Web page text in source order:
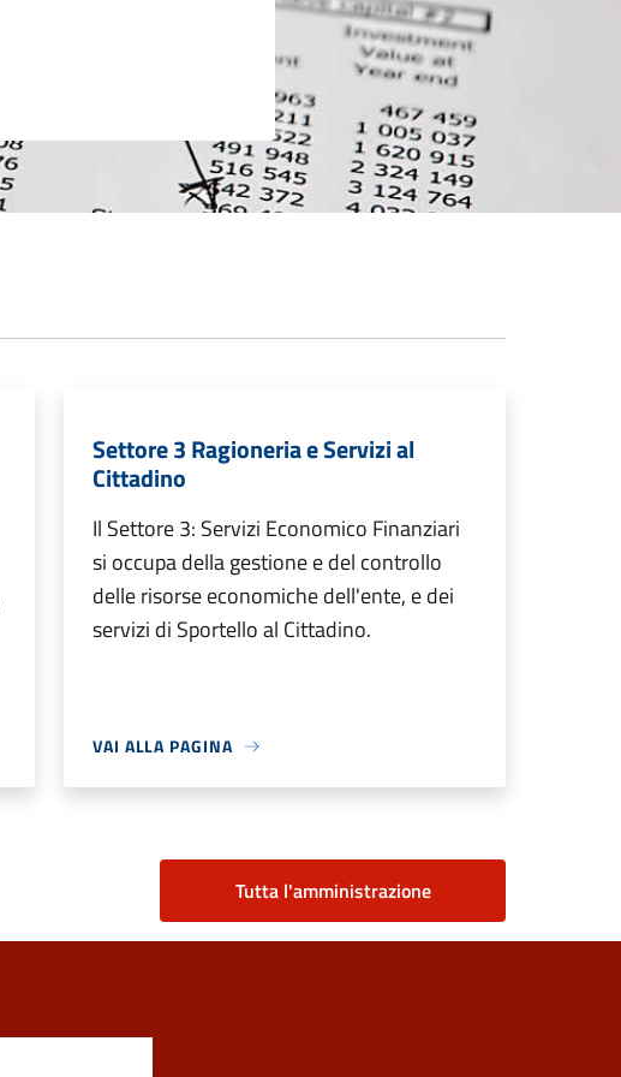
Settore 3 Ragioneria e Servizi al
Cittadino
Il Settore 3: Servizi Economico Finanziari
si occupa della gestione e del controllo
delle risorse economiche dell'ente, e dei
servizi di Sportello al Cittadino.
VAI ALLA PAGINA
Tutta l'amministrazione